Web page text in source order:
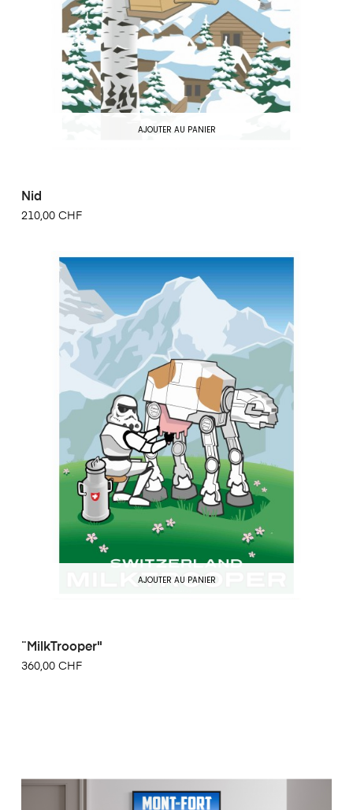
AJOUTER AU PANIER
Nid
210,00 CHF
AJOUTER AU PANIER
¨MilkTrooper"
360,00 CHF